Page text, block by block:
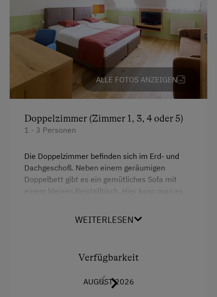
Radunterstellmöglichkeit
Am Betrieb
Ab-Hof-Verkauf
Kreativangebot
Pauschalangebote
Kinder-Ausstattung
Kinderspielplatz
Spielzeug
Frühstück vom Buffett
Übernachtung mit Frühstück
ALLE FOTOS ANZEIGEN
Doppelzimmer (Zimmer 1, 3, 4 oder 5)
1 - 3 Personen
Die Doppelzimmer befinden sich im Erd- und
Dachgeschoß. Neben einem geräumigen
Doppelbett gibt es ein gemütliches Sofa mit
einem kleinen Beistelltisch. Hier kann man es
Gläschen Wein trinken. Wer arbeiten muß,
findet auch einen geräumigen Schreibtisch mit
WEITERLESEN
Verfügbarkeit
AUGUST 2026